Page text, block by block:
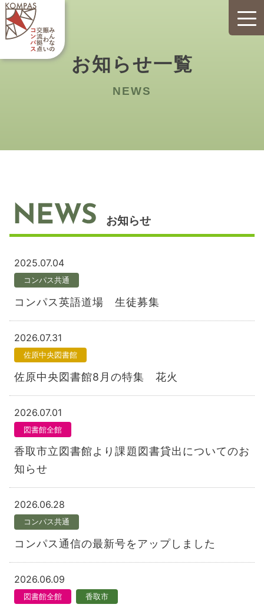
Skip
to
content
お知らせ一覧
NEWS
お知らせ
2025.07.04
コンパス共通
コンパス英語道場 生徒募集
2026.07.31
佐原中央図書館
佐原中央図書館8月の特集 花火
2026.07.01
図書館全館
香取市立図書館より課題図書貸出についてのお
知らせ
2026.06.28
コンパス共通
コンパス通信の最新号をアップしました
2026.06.09
図書館全館 香取市